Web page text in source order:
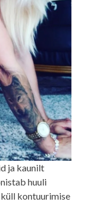
ja kaunilt
huuli
kontuurimise